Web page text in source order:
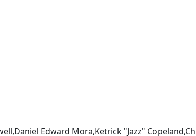
Edward Mora,Ketrick "Jazz"